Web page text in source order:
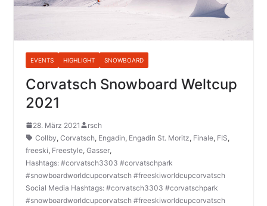
EVENTS HIGHLIGHT SNOWBOARD
Corvatsch Snowboard Weltcup
2021
28. März 2021
rsch
Collby, Corvatsch, Engadin, Engadin St. Moritz, Finale, FIS,
freeski, Freestyle, Gasser,
Hashtags: #corvatsch3303 #corvatschpark
#snowboardworldcupcorvatsch #freeskiworldcupcorvatsch
Social Media Hashtags: #corvatsch3303 #corvatschpark
#snowboardworldcupcorvatsch #freeskiworldcupcorvatsch